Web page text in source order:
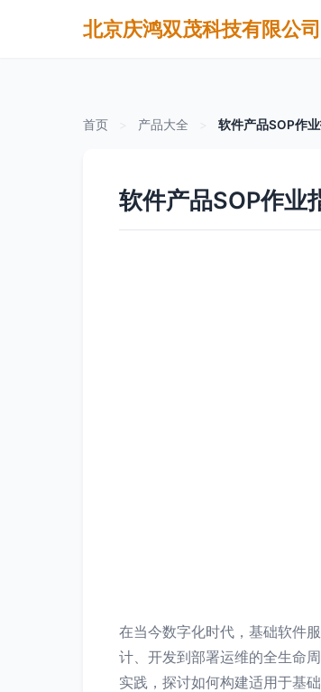
北京庆鸿双茂科技有限公司
首页 产品大全 软件产品SOP作
软件产品SOP作业
在当今数字化时代，基础软件
计、开发到部署运维的全生命
实践，探讨如何构建适用于基